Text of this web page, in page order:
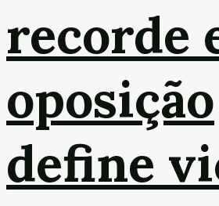
recorde
oposição
define